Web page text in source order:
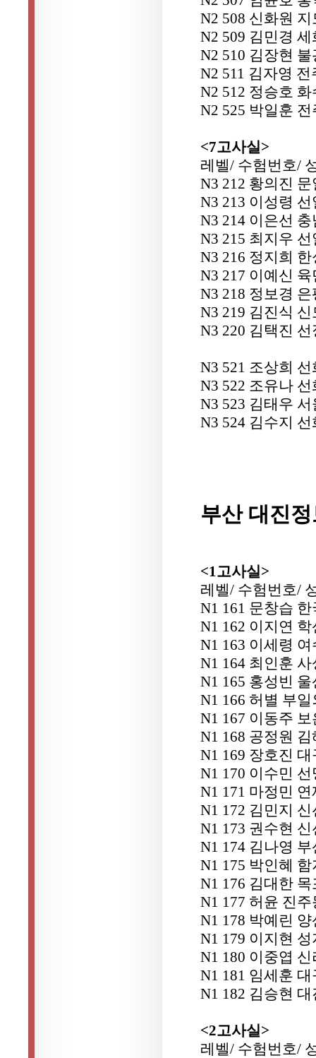
N2 508 신화원
N2 509 김민경
N2 510 김장현
N2 511 김자영
N2 512 정승호
N2 525 박일훈
<7고사실>
레벨/ 수험번호/
N3 212 황의진
N3 213 이성령
N3 214 이은선
N3 215 최지우
N3 216 정지희
N3 217 이예신
N3 218 정보경
N3 219 김진식
N3 220 김택진
N3 521 조상희
N3 522 조유나
N3 523 김태우
N3 524 김수지
부산 대진
<1고사실>
레벨/ 수험번호/
N1 161 문창습
N1 162 이지연
N1 163 이세령
N1 164 최인훈
N1 165 홍성빈
N1 166 허별 부
N1 167 이동주
N1 168 공정원
N1 169 장호진
N1 170 이수민
N1 171 마정민
N1 172 김민지
N1 173 권수현
N1 174 김나영
N1 175 박인혜
N1 176 김대한
N1 177 허윤 진
N1 178 박예린
N1 179 이지현
N1 180 이중엽
N1 181 임세훈
N1 182 김승현
<2고사실>
레벨/ 수험번호/